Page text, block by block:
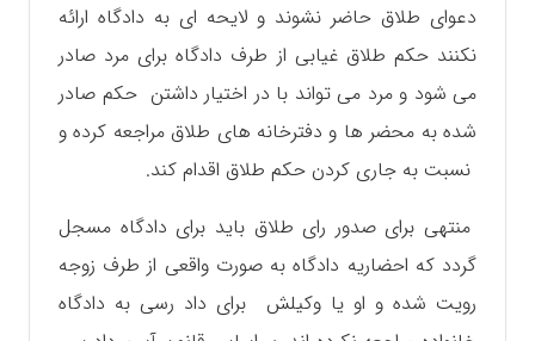
دعوای طلاق حاضر نشوند و لایحه ای به دادگاه ارائه
نکنند حکم طلاق غیابی از طرف دادگاه برای مرد صادر
می شود و مرد می تواند با در اختیار داشتن حکم صادر
شده‌ به محضر ها و دفترخانه های طلاق مراجعه کرده و
نسبت به جاری کردن حکم طلاق اقدام کند.
منتهی برای صدور رای طلاق باید برای دادگاه مسجل
گردد که احضاریه دادگاه به صورت واقعی از طرف زوجه
رویت شده و او یا وکیلش برای داد رسی به دادگاه